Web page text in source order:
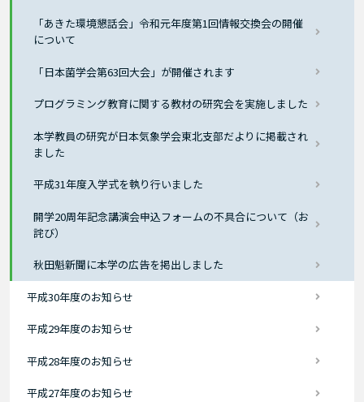
「あきた環境懇話会」令和元年度第1回情報交換会の開催
について
「日本菌学会第63回大会」が開催されます
プログラミング教育に関する教材の研究会を実施しました
本学教員の研究が日本気象学会東北支部だよりに掲載され
ました
平成31年度入学式を執り行いました
開学20周年記念講演会申込フォームの不具合について（お
詫び）
秋田魁新聞に本学の広告を掲出しました
平成30年度のお知らせ
平成29年度のお知らせ
平成28年度のお知らせ
平成27年度のお知らせ